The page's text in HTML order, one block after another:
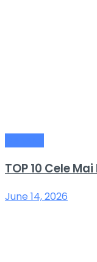
TOP 10 Cele
June 14, 2026